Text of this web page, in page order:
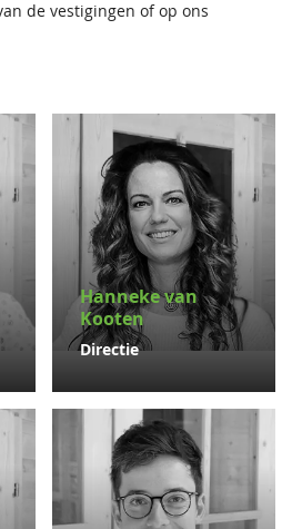
de vestigingen of op ons
Hanneke van
Kooten
Directie